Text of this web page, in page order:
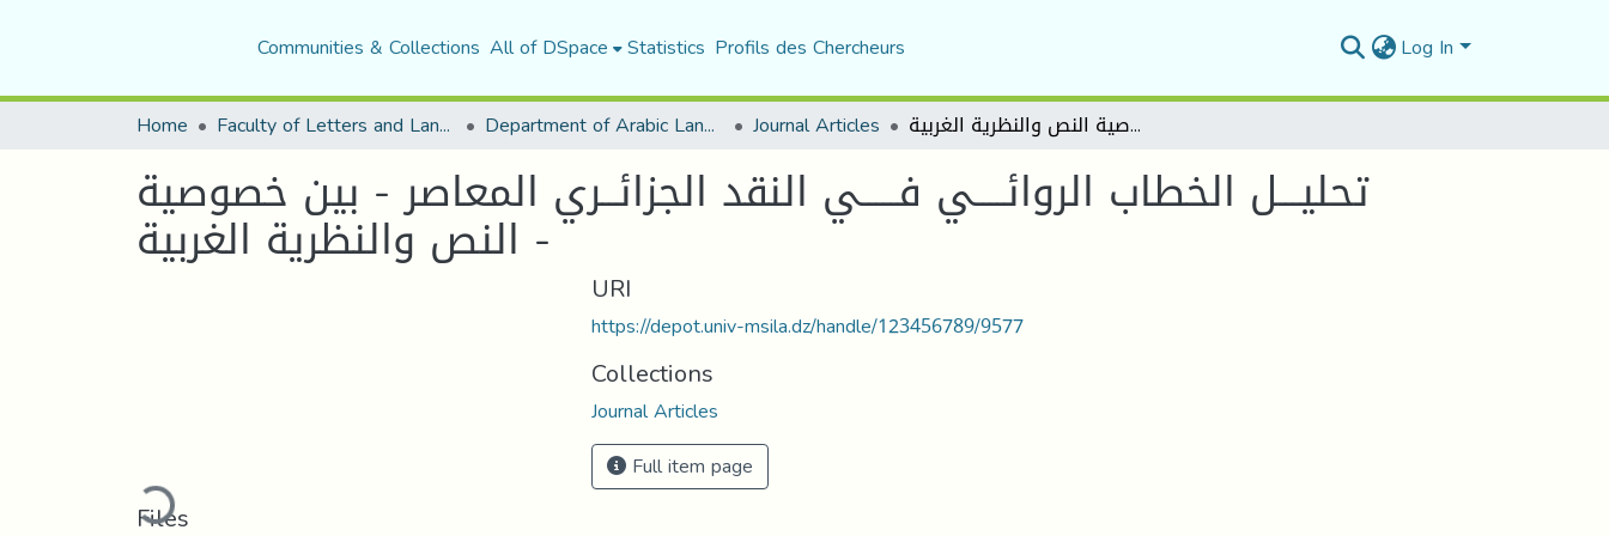
Communities & Collections All of DSpace Statistics Profils des Chercheurs Log In
Home Faculty of Letters and Languages Department of Arabic Language and Literature Journal Articles تحليـــل الخطاب الروائــــي فـــــي النقد الجزائــري المعاصر - بين خصوصية النص والنظرية الغربية -
تحليـــل الخطاب الروائــــي فـــــي النقد الجزائــري المعاصر - بين خصوصية
النص والنظرية الغربية -
Loading...
Files
URI
https://depot.univ-msila.dz/handle/123456789/9577
Collections
Journal Articles
Full item page